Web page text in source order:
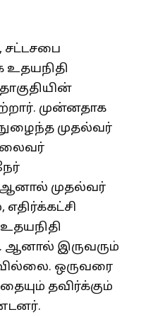
உதயநிதி
முன்னதாக
முதல்வர்
முதல்வர்
ஆனால் இருவரும்
ஒருவரை
தவிர்க்கும்